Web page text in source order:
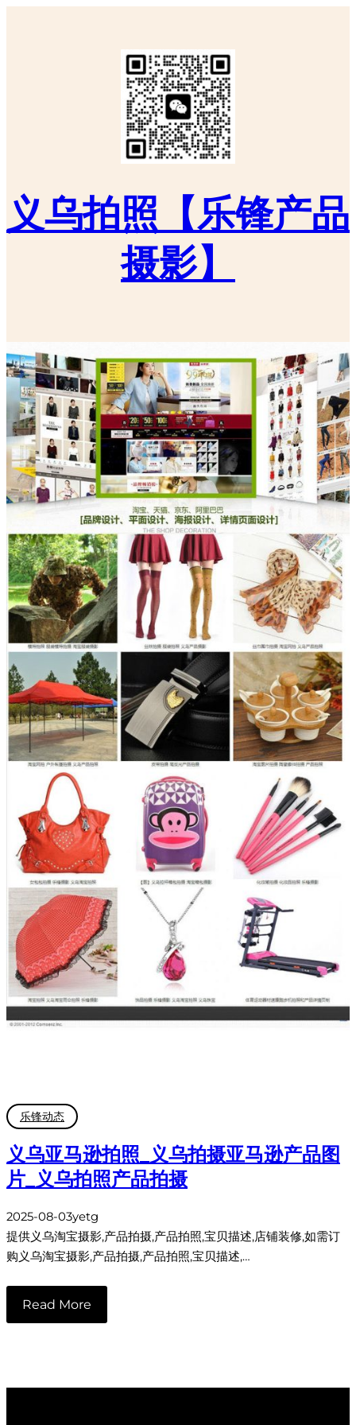
义乌拍照【乐锋产品
摄影】
乐锋动态
义乌亚马逊拍照_义乌拍摄亚马逊产品图
片_义乌拍照产品拍摄
2025-08-03yetg
提供义乌淘宝摄影,产品拍摄,产品拍照,宝贝描述,店铺装修,如需订
购义乌淘宝摄影,产品拍摄,产品拍照,宝贝描述,…
Read More